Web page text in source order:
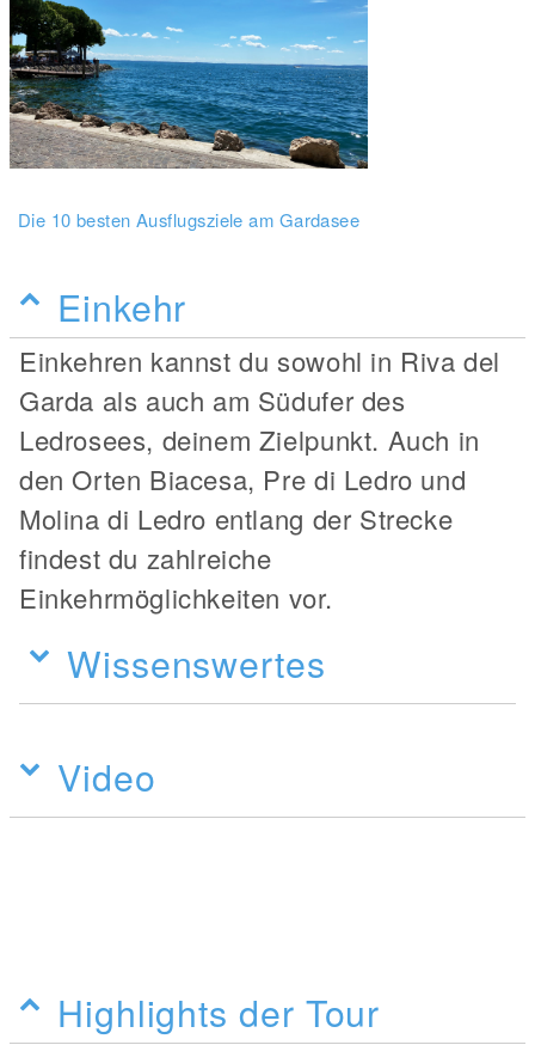
Die 10 besten Ausflugsziele am Gardasee
Einkehr
Einkehren kannst du sowohl in Riva del
Garda als auch am Südufer des
Ledrosees, deinem Zielpunkt. Auch in
den Orten Biacesa, Pre di Ledro und
Molina di Ledro entlang der Strecke
findest du zahlreiche
Einkehrmöglichkeiten vor.
Wissenswertes
Video
Highlights der Tour